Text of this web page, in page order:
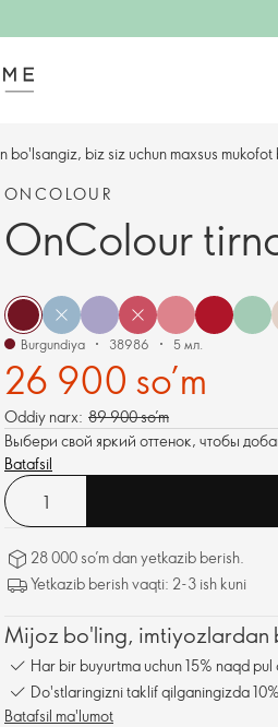
biz siz uchun maxsus mukofot
ONCOLOUR
OnColour
Burgundiya 38986 5 мл.
26 900 so’m
Oddiy narx: 89 900 so’m
Выбери свой яркий оттенок, чтобы
Batafsil
28 000 so’m dan yetkazib berish.
Yetkazib berish vaqti: 2-3 ish kuni
Mijoz bo'ling, imtiyozlardan
Har bir buyurtma uchun 15% naqd
Do'stlaringizni taklif qilganingizda
Batafsil ma'lumot